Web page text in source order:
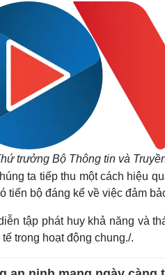
trưởng Bộ Thông tin và
ta tiếp thu một cách hiệu
bộ đáng kể về việc đảm
tập phát huy khả năng và
trong hoạt động chung./.